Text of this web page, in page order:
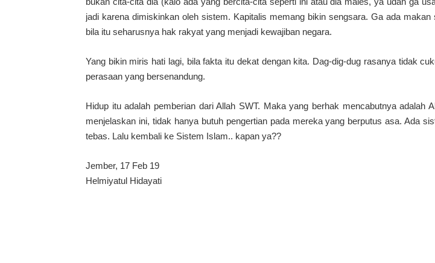
jadi karena dimiskinkan oleh sistem. Kapitalis memang bikin sengsara. Ga ada makan
bila itu seharusnya hak rakyat yang menjadi kewajiban negara.
Yang bikin miris hati lagi, bila fakta itu dekat dengan kita. Dag-dig-dug rasanya tidak
perasaan yang bersenandung.
Hidup itu adalah pemberian dari Allah SWT. Maka yang berhak mencabutnya adalah
menjelaskan ini, tidak hanya butuh pengertian pada mereka yang berputus asa. Ada
tebas. Lalu kembali ke Sistem Islam.. kapan ya??
Jember, 17 Feb 19
Helmiyatul Hidayati